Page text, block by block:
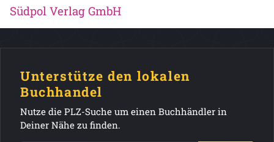
Südpol Verlag GmbH
Unterstütze den lokalen
Buchhandel
Nutze die PLZ-Suche um einen Buchhändler in
Deiner Nähe zu finden.